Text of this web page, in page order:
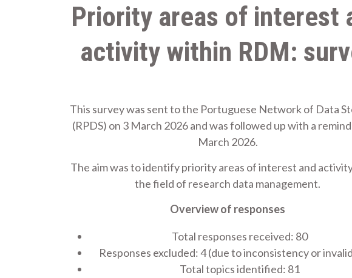
Priority areas of interest
activity within RDM:
This survey was sent to the Portuguese Network of Data
(RPDS) on 3 March 2026 and was followed up with a
March 2026.
The aim was to identify priority areas of interest and
the field of research data management.
Overview of responses
Total responses received: 80
Responses excluded: 4 (due to inconsistency or
Total topics identified: 81